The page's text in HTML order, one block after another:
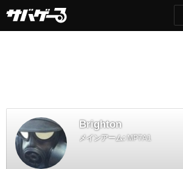
Brighton
メインアーム: MP7A1